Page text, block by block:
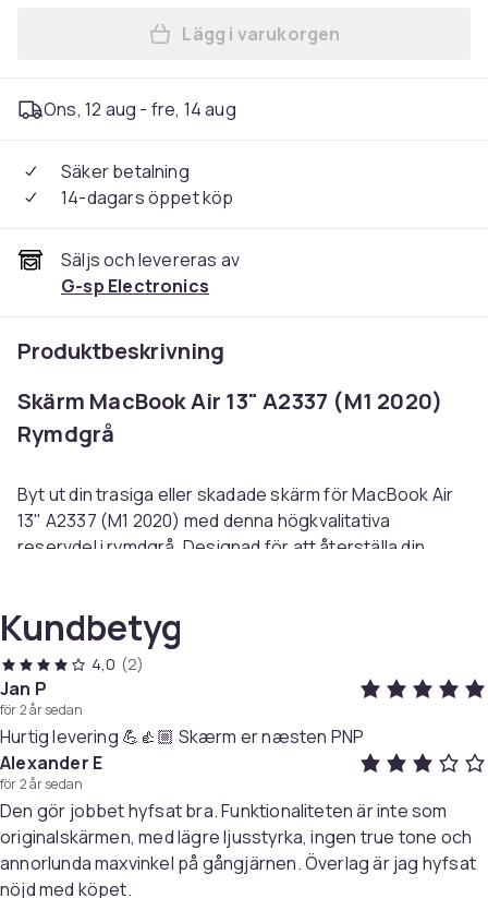
Lägg till MacBook Air 13"
Lägg i varukorgen
Ons, 12 aug - fre, 14 aug
Säker betalning
14-dagars öppet köp
Säljs och levereras av
G-sp Electronics
Produktbeskrivning
Skärm MacBook Air 13" A2337 (M1 2020)
Rymdgrå
Byt ut din trasiga eller skadade skärm för MacBook Air
13" A2337 (M1 2020) med denna högkvalitativa
reservdel i rymdgrå. Designad för att återställa din
Kompatibilitet:
2020).
Funktion: Återger skärmens ursprungliga
upplösning och färgnoggrannhet.
Kvalitet:Premiumkvalitet som garanterar långvarig
prestanda och hållbarhet.
Kundbetyg
4,0 (2)
Jan P
för 2 år sedan
Hurtig levering 💪👍🏼 Skærm er næsten PNP
Alexander E
för 2 år sedan
Den gör jobbet hyfsat bra. Funktionaliteten är inte som
originalskärmen, med lägre ljusstyrka, ingen true tone och
annorlunda maxvinkel på gångjärnen. Överlag är jag hyfsat
nöjd med köpet.